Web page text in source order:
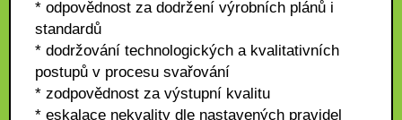
* odpovědnost za dodržení výrobních plánů i
standardů
* dodržování technologických a kvalitativních
postupů v procesu svařování
* zodpovědnost za výstupní kvalitu
* eskalace nekvality dle nastavených pravidel